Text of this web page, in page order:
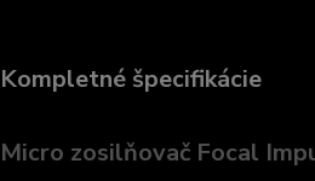
Kompletné špecifikácie
Micro zosilňovač Focal